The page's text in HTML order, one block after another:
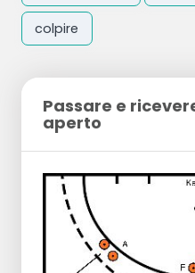
colpire
Passare e
aperto